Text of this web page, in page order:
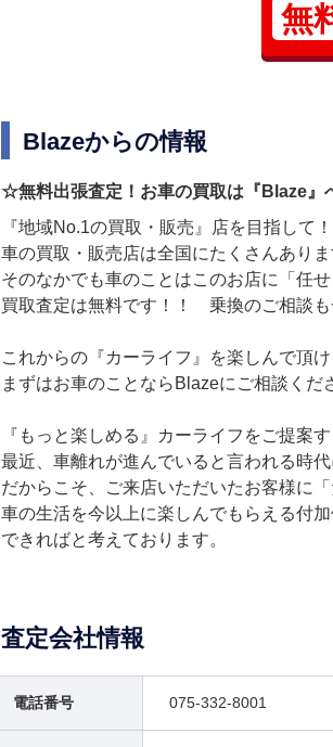
無
Blazeからの情報
☆無料出張査定！お車の買取は『Blaze
『地域No.1の買取・販売』店を目指して！
車の買取・販売店は全国にたくさんありま
そのなかでも車のことはこのお店に「任
買取査定は無料です！！ 乗換のご相談も
これからの『カーライフ』を楽しんで頂
まずはお車のことならBlazeにご相談くだ
『もっと楽しめる』カーライフをご提案
最近、車離れが進んでいると言われる時代
だからこそ、ご来店いただいたお客様に
車の生活を今以上に楽しんでもらえる付
できればと考えております。
査定会社情報
電話番号 075-332-8001